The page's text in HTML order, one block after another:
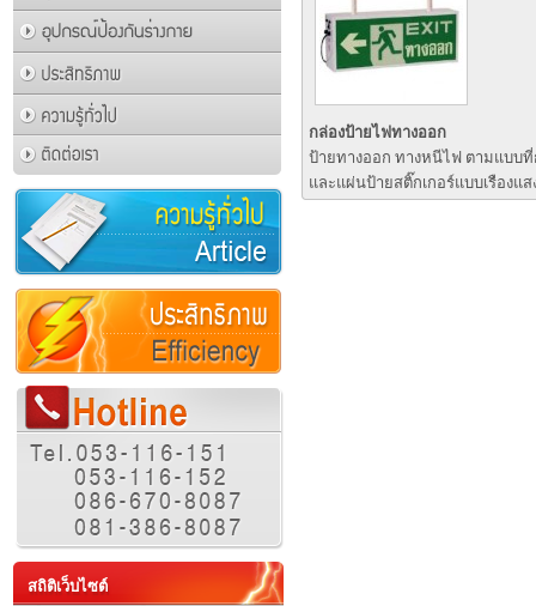
สถิติเว็บไซต์
กล่องป้ายไฟทางออก
ป้ายทางออก ทางหนีไฟ ตามแบบที่
และแผ่นป้ายสติ๊กเกอร์แบบเรืองแ